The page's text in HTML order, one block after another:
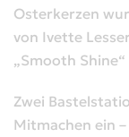
Osterkerzen
von Ivette
„Smooth
Zwei
Mitmachen ein